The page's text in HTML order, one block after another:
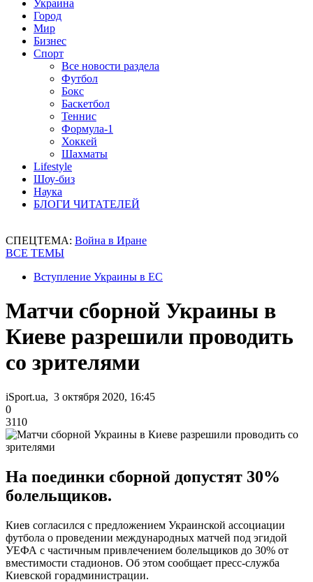
Украина
Город
Мир
Бизнес
Спорт
Все новости раздела
Футбол
Бокс
Баскетбол
Теннис
Формула-1
Хоккей
Шахматы
Lifestyle
Шоу-биз
Наука
БЛОГИ ЧИТАТЕЛЕЙ
СПЕЦТЕМА: Война в Иране
ВСЕ ТЕМЫ
Вступление Украины в ЕС
Матчи сборной Украины в
Киеве разрешили проводить
со зрителями
iSport.ua, 3 октября 2020, 16:45
0
3110
На поединки сборной допустят 30%
болельщиков.
Киев согласился с предложением Украинской ассоциации
футбола о проведении международных матчей под эгидой
УЕФА с частичным привлечением болельщиков до 30% от
вместимости стадионов. Об этом сообщает пресс-служба
Киевской горадминистрации.